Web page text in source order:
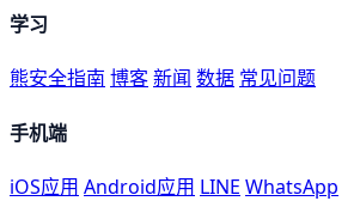
学习
熊安全指南 博客新闻 数据 常见问题
手机端
iOS应用 Android应用 LINE WhatsApp